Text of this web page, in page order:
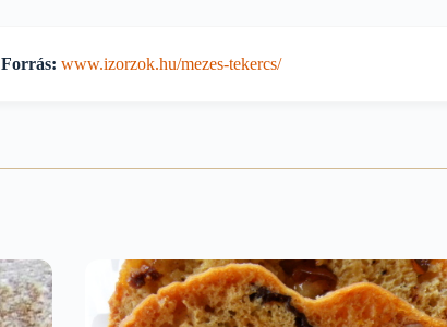
Forrás: www.izorzok.hu/mezes-tekercs/